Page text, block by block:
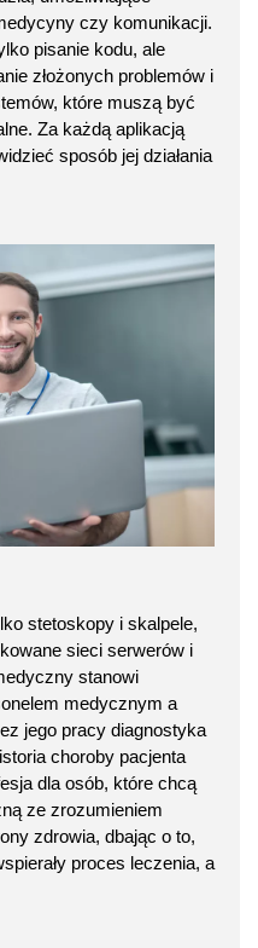
czy komunikacji.
pisanie kodu, ale
złożonych problemów i
które muszą być
Za każdą aplikacją
sposób jej działania
stetoskopy i skalpele,
sieci serwerów i
stanowi
medycznym a
jego pracy diagnostyka
choroby pacjenta
dla osób, które chcą
ze zrozumieniem
zdrowia, dbając o to,
proces leczenia, a